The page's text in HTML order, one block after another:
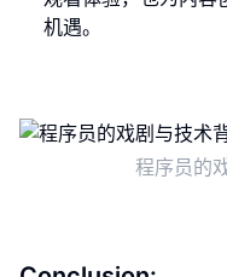
机遇。
程序员的